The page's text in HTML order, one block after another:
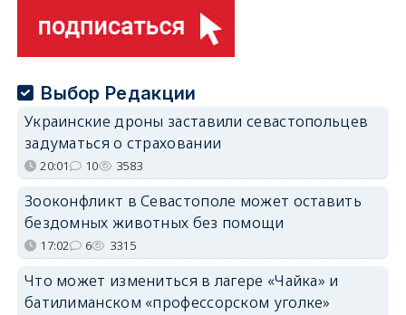
Выбор Редакции
Украинские дроны заставили севастопольцев
задуматься о страховании
20:01 10 3583
Зооконфликт в Севастополе может оставить
бездомных животных без помощи
17:02 6 3315
Что может измениться в лагере «Чайка» и
батилиманском «профессорском уголке»